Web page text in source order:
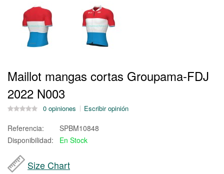
Maillot mangas cortas Groupama-FDJ
2022 N003
0 opiniones Escribir opinión
Referencia:
SPBM10848
Disponibilidad:
En Stock
Size Chart